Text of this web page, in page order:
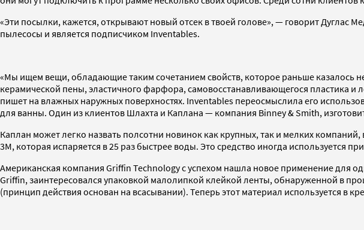
«Эти посылки, кажется, открывают новый отсек в твоей голове», — говорит
пылесосы и является подписчиком Inventables.
«Мы ищем вещи, обладающие таким сочетанием свойств, которое раньше
керамической пены, эластичного фарфора, самовосстанавливающегося пластика
пишет на влажных наружных поверхностях. Inventables переосмыслила его
для ванны. Один из клиентов Шлахта и Каплана — компания Binney & Smith,
Каплан может легко назвать полсотни новинок как крупных, так и мелких
3M, которая испаряется в 25 раз быстрее воды. Это средство иногда используется
Американская компания Griffin Technology с успехом нашла новое применение для
Griffin, заинтересовался упаковкой малолипкой клейкой ленты, обнаруженной в
(принцип действия основан на всасывании). Теперь этот материал используется в